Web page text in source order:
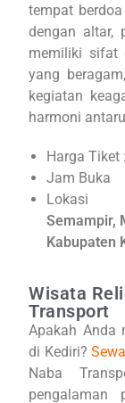
tempat
dengan altar,
memiliki sifat
yang
kegiatan
harmoni
Harga Tiket
Jam
Lokasi
Semampir,
Kabupaten
Wisata
Transport
Apakah Anda
di Kediri?
Naba
pengalaman